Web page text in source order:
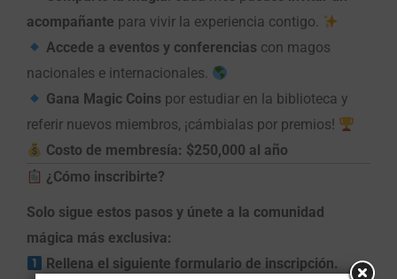
acompañante para vivir la experiencia contigo.
Accede a eventos y conferencias con magos
nacionales e internacionales.
Gana Magic Coins por estudiar en la biblioteca y
referir nuevos miembros, ¡cámbialas por premios!
Costo de membresía: $250,000 al año
¿Cómo inscribirte?
Solo sigue estos pasos y únete a la comunidad
mágica más exclusiva:
Rellena el siguiente formulario de inscripción.